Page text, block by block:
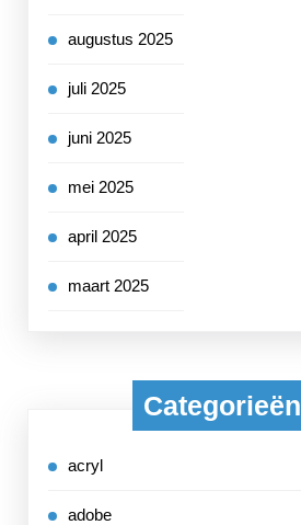
augustus 2025
juli 2025
juni 2025
mei 2025
april 2025
maart 2025
Categorieën
acryl
adobe